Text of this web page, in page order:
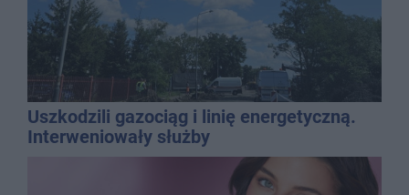
Uszkodzili gazociąg i linię energetyczną.
Interweniowały służby